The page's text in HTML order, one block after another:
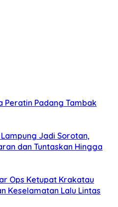
Peratin Padang Tambak
Jadi Sorotan,
dan Tuntaskan Hingga
Ops Ketupat Krakatau
Keselamatan Lalu Lintas